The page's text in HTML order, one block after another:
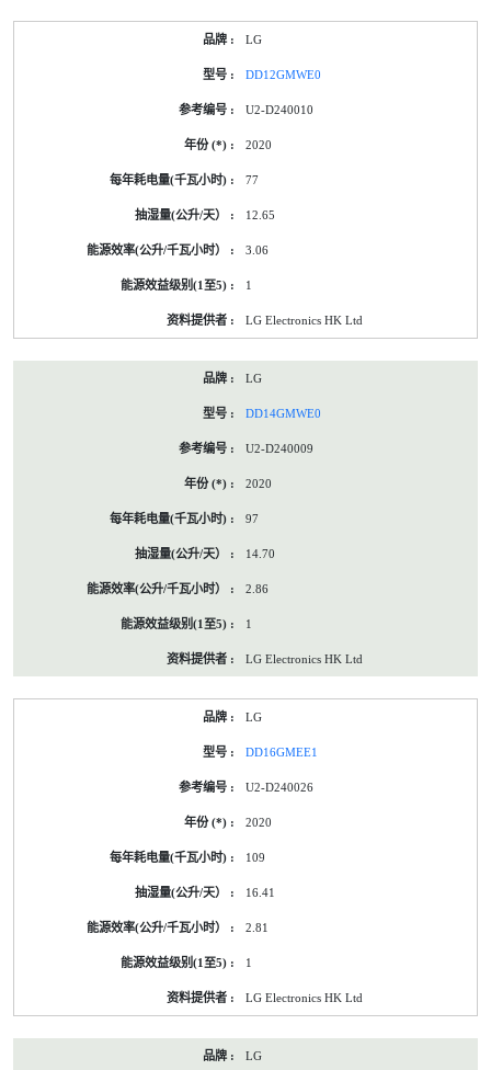
LG
DD12GMWE0
U2-D240010
2020
77
12.65
3.06
1
LG Electronics HK Ltd
LG
DD14GMWE0
U2-D240009
2020
97
14.70
2.86
1
LG Electronics HK Ltd
LG
DD16GMEE1
U2-D240026
2020
109
16.41
2.81
1
LG Electronics HK Ltd
LG